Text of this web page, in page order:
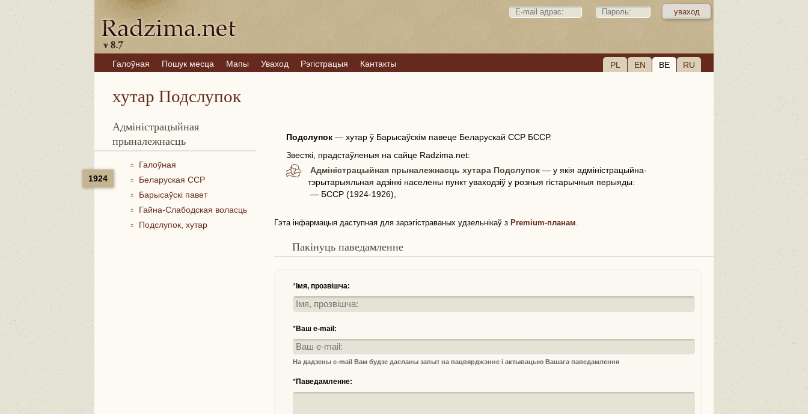
PL EN BE RU
Галоўная Пошук месца Мапы Уваход Рэгістрацыя Кантакты
хутар Подслупок
Адміністрацыйная
прыналежнасць
1924
Галоўная
Беларуская ССР
Барысаўскі павет
Гайна-Слабодская воласць
Подслупок, хутар
Подслупок— хутар ў Барысаўскім павеце Беларускай ССР БССР.
Звесткі, прадстаўленыя на сайце Radzima.net:
Адміністрацыйная прыналежнасць хутара Подслупок — у якія адміністрацыйна-
тэрытарыяльная адзінкі населены пункт уваходзіў у розныя гістарычныя перыяды:
— БССР (1924-1926),
Гэта інфармацыя даступная для зарэгістраваных удзельнікаў з Premium-планам.
Пакінуць паведамленне
*Імя, прозвішча:
*Ваш e-mail:
На дадзены e-mail Вам будзе дасланы запыт на пацвярджэнне і актывацыю Вашага паведамлення
*Паведамленне: